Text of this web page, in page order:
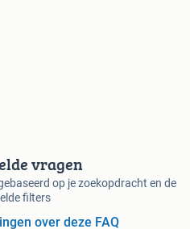
vragen
op je zoekopdracht en de
filters
over deze FAQ